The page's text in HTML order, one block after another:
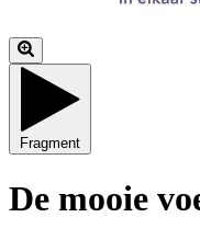
Fragment
De mooie